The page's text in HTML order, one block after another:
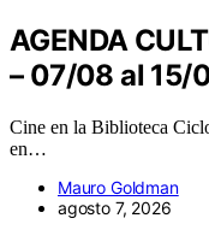
AGENDA
– 07/08 al 15/
Cine en la Biblioteca
en…
Mauro Goldman
agosto 7, 2026